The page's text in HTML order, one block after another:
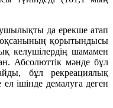
да ерекше атап
қорытындысы
келушілердің шамамен
Абсолюттік мәнде бұл
бұл рекреациялық
ішінде демалуға деген